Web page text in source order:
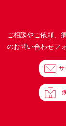
ご相談やご依頼、
のお問い合わせフ
サ